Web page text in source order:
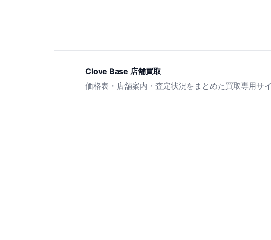
Clove Base 店舗買取
価格表・店舗案内・査定状況をまとめた買取専用サイ